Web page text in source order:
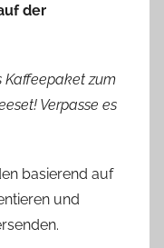
der
Kaffeepaket zum
Verpasse es
basierend auf
und